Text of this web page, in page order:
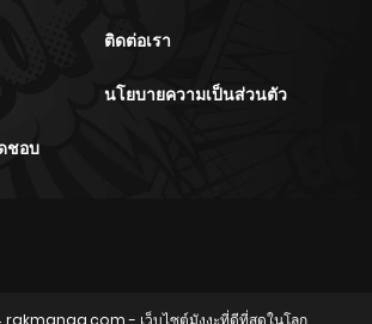
ติดต่อเรา
นโยบายความเป็นส่วนตัว
ชอบ
rakmanga.com- เว็บไซต์มังงะที่ดีที่สุดในโลก